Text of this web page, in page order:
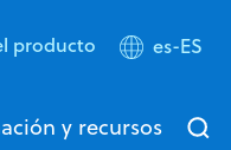
producto es-ES
y recursos